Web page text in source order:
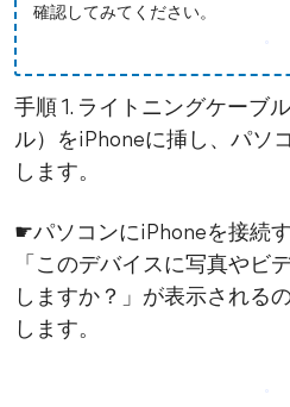
確認してみてください。
手順 1. ライトニングケーブ
ル）をiPhoneに挿し、パソ
します。
☛パソコンにiPhoneを接続
「このデバイスに写真やビ
しますか？」が表示される
します。